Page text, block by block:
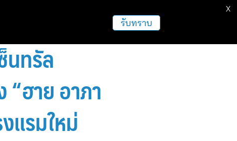
นทรัล
ฮาย อาภา
แรมใหม่
รับทราบ
X